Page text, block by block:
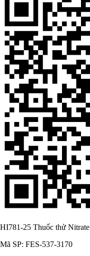
HI781-25 Thuốc thử Nitrate
Mã SP: FES-537-3170